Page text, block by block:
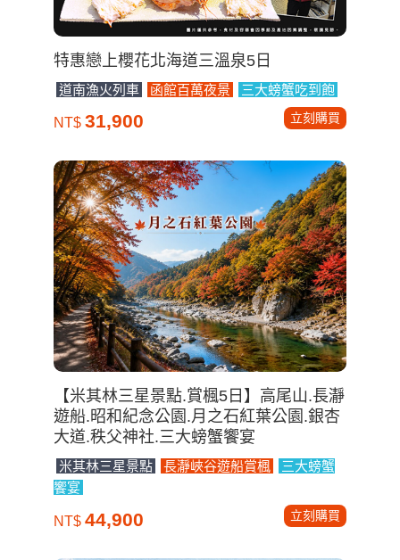
特惠戀上櫻花北海道三溫泉5日
道南漁火列車 函館百萬夜景 三大螃蟹吃到飽
NT$ 31,900 立刻購買
【米其林三星景點.賞楓5日】高尾山.長瀞
遊船.昭和紀念公園.月之石紅葉公園.銀杏
大道.秩父神社.三大螃蟹饗宴
米其林三星景點 長瀞峽谷遊船賞楓
三大螃蟹
饗宴
NT$ 44,900 立刻購買